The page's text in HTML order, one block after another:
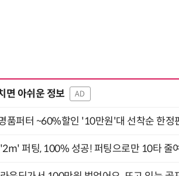
면 아쉬운 정보 AD
품퍼터 ~60%할인 '10만원'대 선착순 한정
퍼팅, 100% 성공! 퍼팅으로만 10타 줄